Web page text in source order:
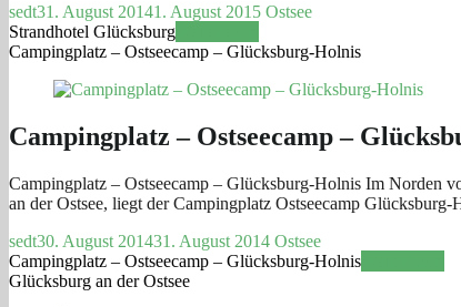
sedt31. August 20141. August 2015 Ostsee
Strandhotel Glücksburg
Campingplatz – Ostseecamp – Glücksburg-Holnis
Campingplatz – Ostseecamp –
Campingplatz – Ostseecamp – Glücksburg-Holnis Im Norden
an der Ostsee, liegt der Campingplatz Ostseecamp
sedt30. August 201431. August 2014 Ostsee
Campingplatz – Ostseecamp – Glücksburg-Holnis
Glücksburg an der Ostsee